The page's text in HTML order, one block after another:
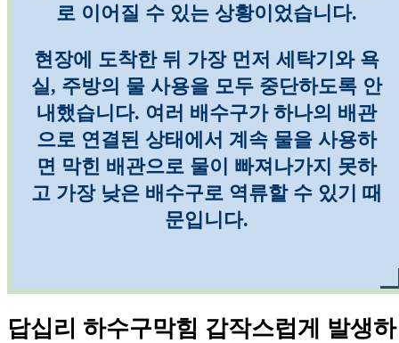
로 이어질 수 있는 상황이었습니다.
현장에 도착한 뒤 가장 먼저 세탁기와 욕
실, 주방의 물 사용을 모두 중단하도록 안
내했습니다. 여러 배수구가 하나의 배관
으로 연결된 상태에서 계속 물을 사용하
면 막힌 배관으로 물이 빠져나가지 못하
고 가장 낮은 배수구로 역류할 수 있기 때
문입니다.
답십리 하수구막힘 갑작스럽게 발생하